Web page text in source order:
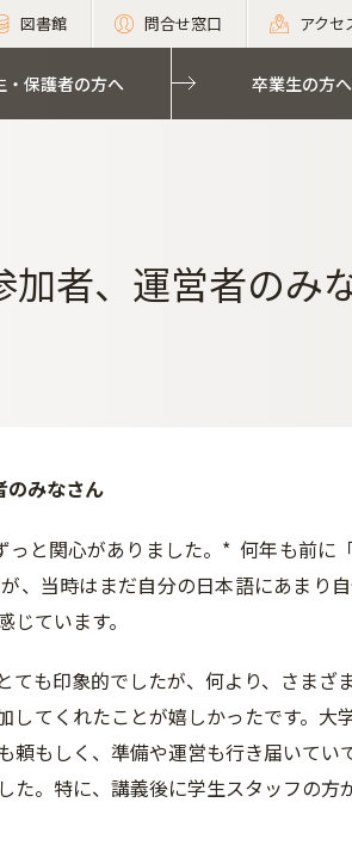
図書館 問合せ窓口 アクセ
・保護者の方へ 卒業生の方へ
加者、運営者のみ
のみなさん
っと関心がありました。* 何年も前に
、当時はまだ自分の日本語にあまり
ています。
ても印象的でしたが、何より、さま
してくれたことが嬉しかったです。
頼もしく、準備や運営も行き届いて
た。特に、講義後に学生スタッフの